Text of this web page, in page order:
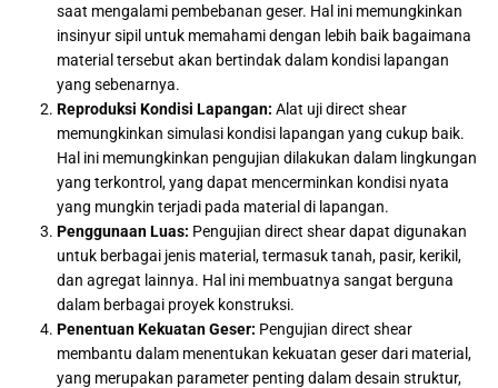
saat mengalami pembebanan geser. Hal ini memungkinkan
insinyur sipil untuk memahami dengan lebih baik bagaimana
material tersebut akan bertindak dalam kondisi lapangan
yang sebenarnya.
Reproduksi Kondisi Lapangan: Alat uji direct shear
memungkinkan simulasi kondisi lapangan yang cukup baik.
Hal ini memungkinkan pengujian dilakukan dalam lingkungan
yang terkontrol, yang dapat mencerminkan kondisi nyata
yang mungkin terjadi pada material di lapangan.
Penggunaan Luas: Pengujian direct shear dapat digunakan
untuk berbagai jenis material, termasuk tanah, pasir, kerikil,
dan agregat lainnya. Hal ini membuatnya sangat berguna
dalam berbagai proyek konstruksi.
Penentuan Kekuatan Geser: Pengujian direct shear
membantu dalam menentukan kekuatan geser dari material,
yang merupakan parameter penting dalam desain struktur,